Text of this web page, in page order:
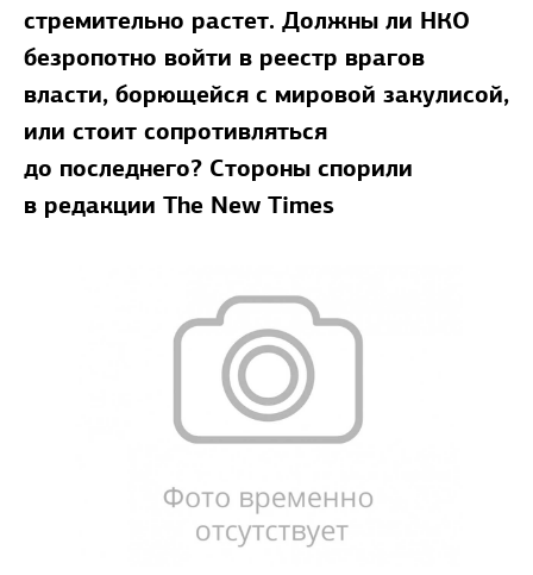
стремительно растет. Должны ли НКО
безропотно войти в реестр врагов
власти, борющейся с мировой закулисой,
или стоит сопротивляться
до последнего? Стороны спорили
в редакции The New Times